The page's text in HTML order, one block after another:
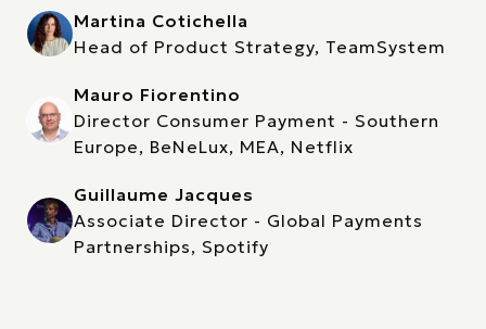
Martina Cotichella
Head of Product Strategy, TeamSystem
Mauro Fiorentino
Director Consumer Payment - Southern
Europe, BeNeLux, MEA, Netflix
Guillaume Jacques
Associate Director - Global Payments
Partnerships, Spotify